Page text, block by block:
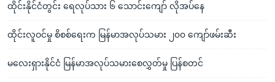
ထိုင်းနိုင်ငံတွင်း ရေလုပ်သား ၆ သောင်းကျော် လိုအပ်နေ
ထိုင်းလူဝင်မှု စိစစ်ရေးက မြန်မာအလုပ်သမား ၂၀၀ ကျော်ဖမ်းဆီး
မလေးရှားနိုင်ငံ မြန်မာအလုပ်သမားစေလွှတ်မှု ပြန်စတင်